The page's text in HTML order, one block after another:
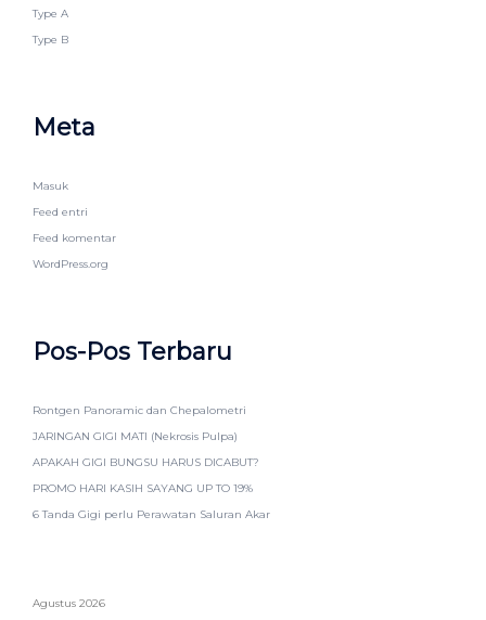
Type A
Type B
Meta
Masuk
Feed entri
Feed komentar
WordPress.org
Pos-Pos Terbaru
Rontgen Panoramic dan Chepalometri
JARINGAN GIGI MATI (Nekrosis Pulpa)
APAKAH GIGI BUNGSU HARUS DICABUT?
PROMO HARI KASIH SAYANG UP TO 19%
6 Tanda Gigi perlu Perawatan Saluran Akar
Agustus 2026